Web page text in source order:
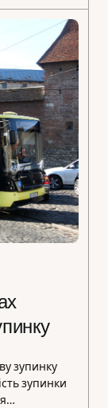
зупинку
зупинки